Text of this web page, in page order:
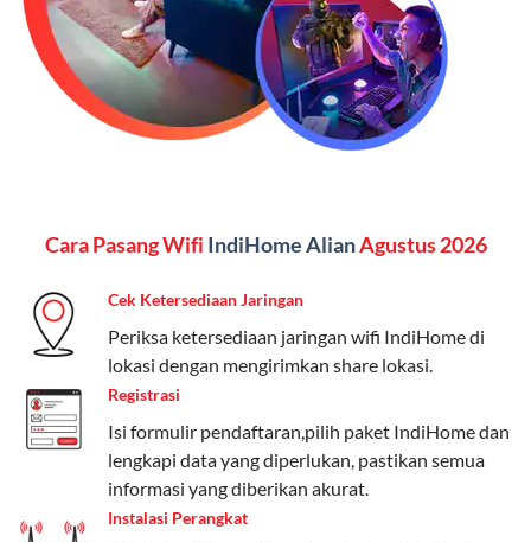
menginginkan internet, komunikasi, dan hiburan
(streaming & TV) dalam satu paket.
Paket Dynamic IP
keluarga, nelpon & SMS semua operator, dan akses
Kelebihan:
Cocok untuk pengguna yang membutuhkan
koneksi internet cepat dan stabil dengan fleksibilitas
kuota. Pilihan harga bervariasi sesuai kebutuhan.
Telkomsel One menyediakan pilihan paket yang
beragam, mulai dari paket hemat hingga premium.
Pengguna bisa memilih sesuai kebutuhan, baik untuk
internet, komunikasi, atau hiburan.
Cara Pasang Wifi IndiHome AlianAgustus 2026
Cek Ketersediaan Jaringan
Periksa ketersediaan jaringan wifi IndiHome di
lokasi dengan mengirimkan share lokasi.
Registrasi
Isi formulir pendaftaran,pilih paket IndiHome dan
lengkapi data yang diperlukan, pastikan semua
informasi yang diberikan akurat.
Instalasi Perangkat